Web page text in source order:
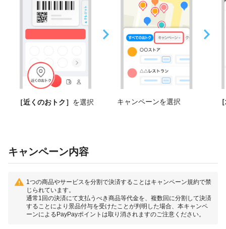
［近くのおトク］ を選択 キャンペーンを選択
キャンペーン内容
1つの商品やサービスを分割で決済することはキャンペーン規約で禁
じられています。
通常1回の決済にて支払うべき商品等代金を、複数回に分割して決済
することにより景品付与を受けたことが判明した場合、本キャンペ
ーンによるPayPayポイントは取り消されますのご注意ください。